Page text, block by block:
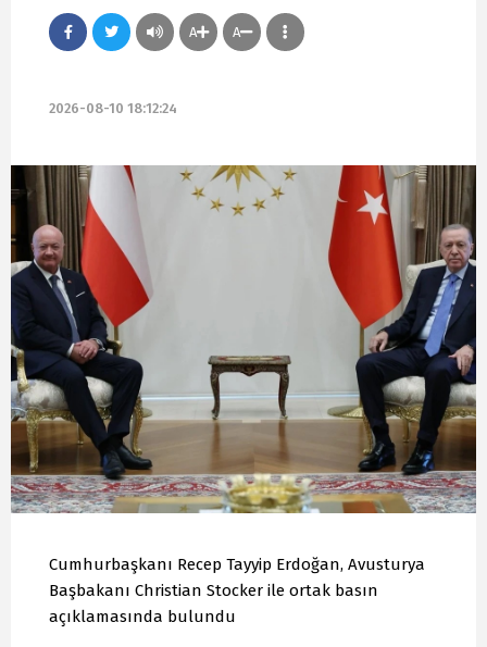
A A
2026-08-10 18:12:24
Cumhurbaşkanı Recep Tayyip Erdoğan, Avusturya
Başbakanı Christian Stocker ile ortak basın
açıklamasında bulundu